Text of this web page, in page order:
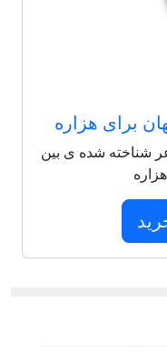
هزاره
شاعر شناخته شده ی بین